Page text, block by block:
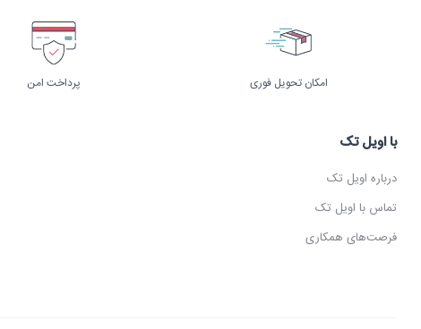
امکان تحویل فوری پرداخت امن
با اویل تک
درباره اویل تک
تماس با اویل تک
فرصت‌های همکاری